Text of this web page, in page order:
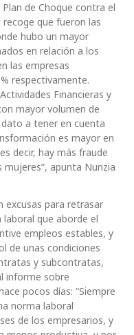
de Choque contra el
que fueron las
hubo un mayor
en relación a los
las empresas
respectivamente.
Financieras y
mayor volumen de
a tener en cuenta
es mayor en
decir, hay más fraude
apunta Nunzia
excusas para retrasar
que aborde el
empleos estables, y
de unas condiciones
y subcontratas,
informe sobre
pocos días: “Siempre
norma laboral
de los empresarios, y